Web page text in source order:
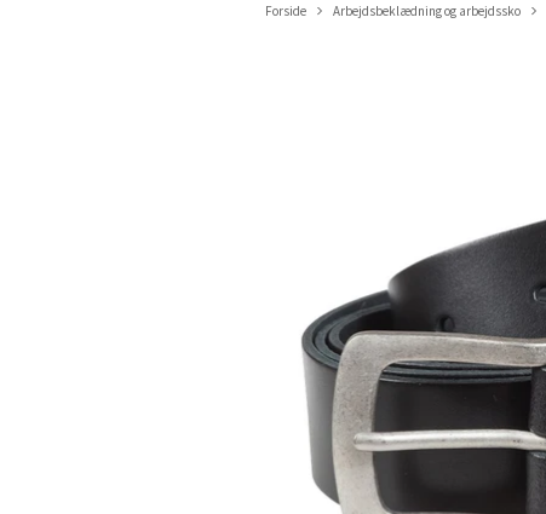
Forside Arbejdsbeklædning og arbejdssko